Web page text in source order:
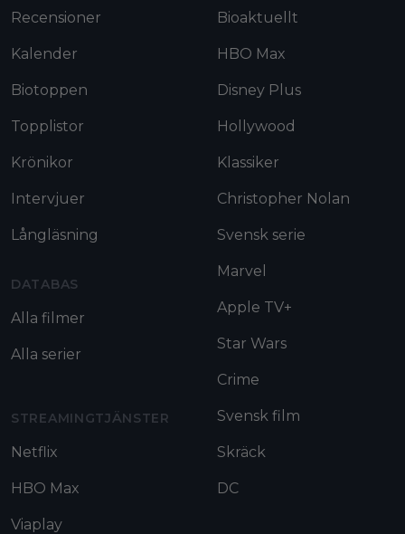
Recensioner
Kalender
Biotoppen
Topplistor
Krönikor
Intervjuer
Långläsning
DATABAS
Alla filmer
Alla serier
STREAMINGTJÄNSTER
Netflix
HBO Max
Viaplay
Bioaktuellt
HBO Max
Disney Plus
Hollywood
Klassiker
Christopher Nolan
Svensk serie
Marvel
Apple TV+
Star Wars
Crime
Svensk film
Skräck
DC